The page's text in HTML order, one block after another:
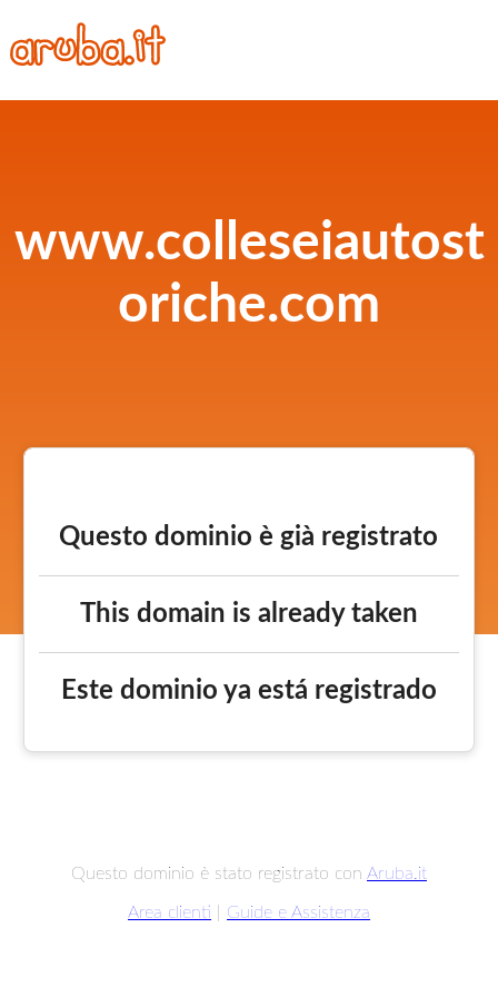
www.colleseiautost
oriche.com
Questo dominio è già registrato
This domain is already taken
Este dominio ya está registrado
Questo dominio è stato registrato con Aruba.it
Area clienti Guide e Assistenza